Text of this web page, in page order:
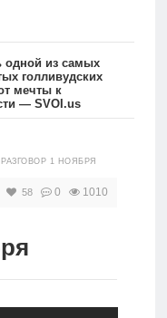
из самых
голливудских
к
— SVOI.us
РАЗГОВОР 1 НОЯБРЯ
58 0 1010